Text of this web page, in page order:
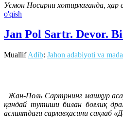
Усмон Носирни хотирлаганда, ҳар
o'qish
Jan Pol Sartr. Devor.
MuallifAdib: Jahon adabiyoti va
Жан-Поль Сартрнинг машҳур
қандай тутиши билан боғлиқ
аслиятдаги сарлавҳасини сақлаб